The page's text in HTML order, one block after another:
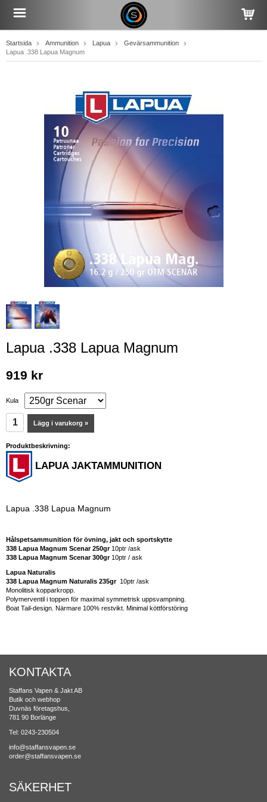
Startsida Ammunition Lapua
Gevärsammunition
Lapua .338 Lapua Magnum
Lapua .338 Lapua Magnum
919 kr
Kula
Lägg i varukorg »
Produktbeskrivning:
LAPUA JAKTAMMUNITION
Lapua .338 Lapua Magnum
Hålspetsammunition för övning, jakt och sportskytte
338 Lapua Magnum Scenar 250gr 10ptr /ask
338 Lapua Magnum Scenar 300gr 10ptr / ask
Lapua Naturalis
338 Lapua Magnum Naturalis 235gr10ptr /ask
Monolitisk kopparkropp.
Polymerventil i toppen för maximal symmetrisk uppsvampning.
Boat Tail-design. Närmare 100% restvikt. Minimal köttförstöring
KONTAKTA
Staffans Vapen & Jakt AB
Butik och webhop
Duvnäs företagshus,
781 90 Borlänge
Tel: 0243-230504
info@staffansvapen.se
order@staffansvapen.se
SÄKERHET